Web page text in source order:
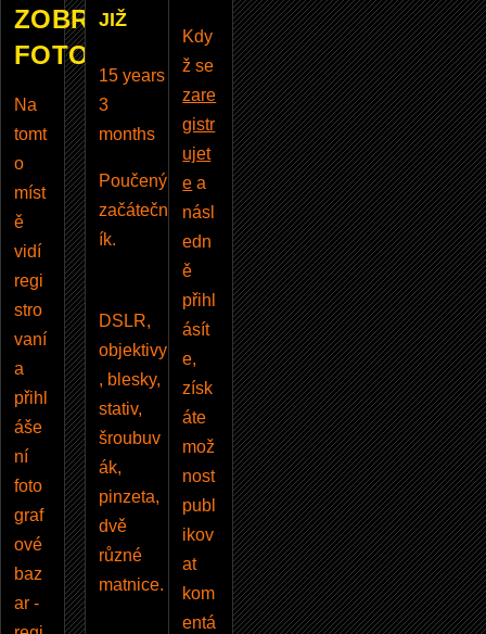
ZOBRAZUJE
FOTOBAZAR
Na
tomt
o
míst
ě
vidí
regi
stro
vaní
a
přihl
áše
ní
foto
graf
ové
baz
ar -
JIŽ
15 years
3
months
Poučený
začátečn
ík.
DSLR,
objektivy
, blesky,
stativ,
šroubuv
ák,
pinzeta,
dvě
různé
matnice.
Kdy
ž se
zare
gistr
ujet
e a
násl
edn
ě
přihl
ásít
e,
získ
áte
mož
nost
publ
ikov
at
kom
entá